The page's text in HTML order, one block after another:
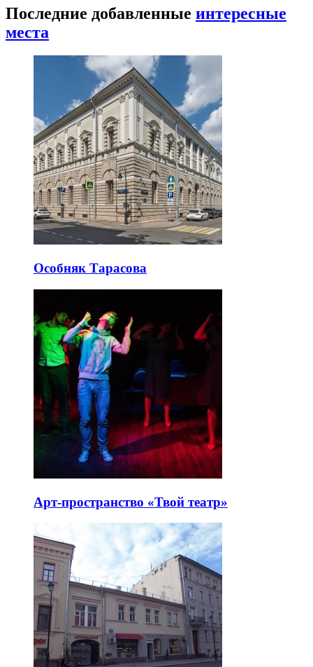
Последние добавленные интересные
места
Особняк Тарасова
Арт-пространство «Твой театр»